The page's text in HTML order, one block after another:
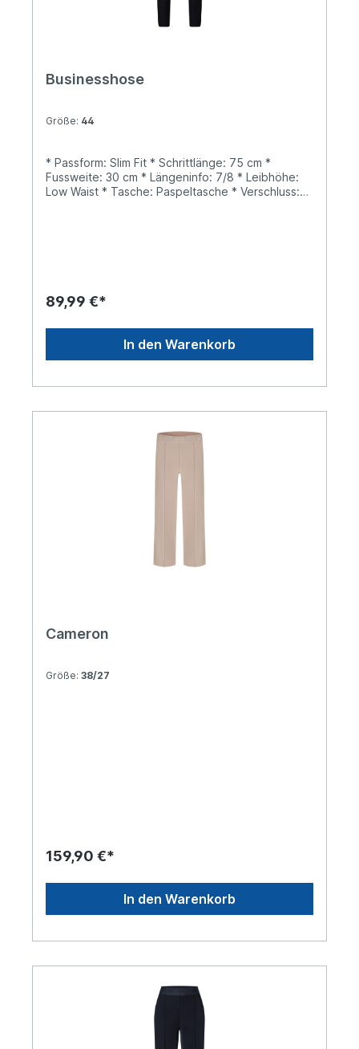
Businesshose
Größe: 44
* Passform: Slim Fit * Schrittlänge: 75 cm *
Fussweite: 30 cm * Längeninfo: 7/8 * Leibhöhe:
Low Waist * Tasche: Paspeltasche * Verschluss:
89,99 €*
In den Warenkorb
Cameron
Größe: 38/27
159,90 €*
In den Warenkorb